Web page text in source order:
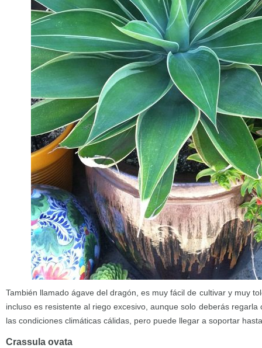
También llamado ágave del dragón, es muy fácil de cultivar y muy
incluso es resistente al riego excesivo, aunque solo deberás regarla
las condiciones climáticas cálidas, pero puede llegar a soportar
Crassula ovata